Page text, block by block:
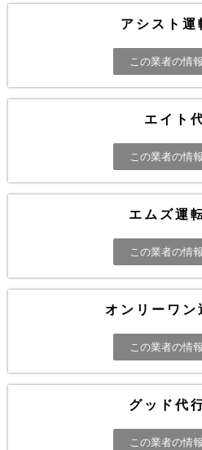
アシスト運
この業者の情
エイト
この業者の情
エムズ運
この業者の情
オンリーワン
この業者の情
グッド代
この業者の情